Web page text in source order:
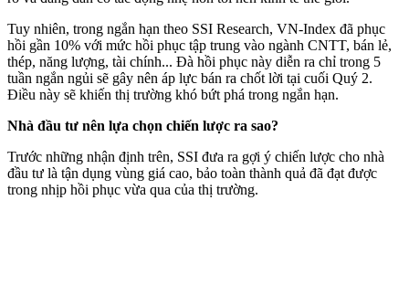
Tuy nhiên, trong ngắn hạn theo SSI Research, VN-Index đã phục
hồi gần 10% với mức hồi phục tập trung vào ngành CNTT, bán lẻ,
thép, năng lượng, tài chính... Đà hồi phục này diễn ra chỉ trong 5
tuần ngắn ngủi sẽ gây nên áp lực bán ra chốt lời tại cuối Quý 2.
Điều này sẽ khiến thị trường khó bứt phá trong ngắn hạn.
Nhà đầu tư nên lựa chọn chiến lược ra sao?
Trước những nhận định trên, SSI đưa ra gợi ý chiến lược cho nhà
đầu tư là tận dụng vùng giá cao, bảo toàn thành quả đã đạt được
trong nhịp hồi phục vừa qua của thị trường.